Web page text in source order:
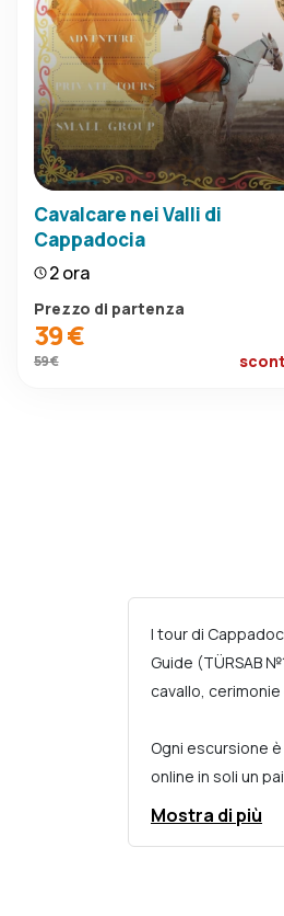
Cavalcare nei Valli di
Cappadocia
2 ora
Prezzo di partenza
39 €
59 €
I tour di
Guide (TÜRSAB
cavallo,
Ogni escursione
online in soli un
Mostra di più